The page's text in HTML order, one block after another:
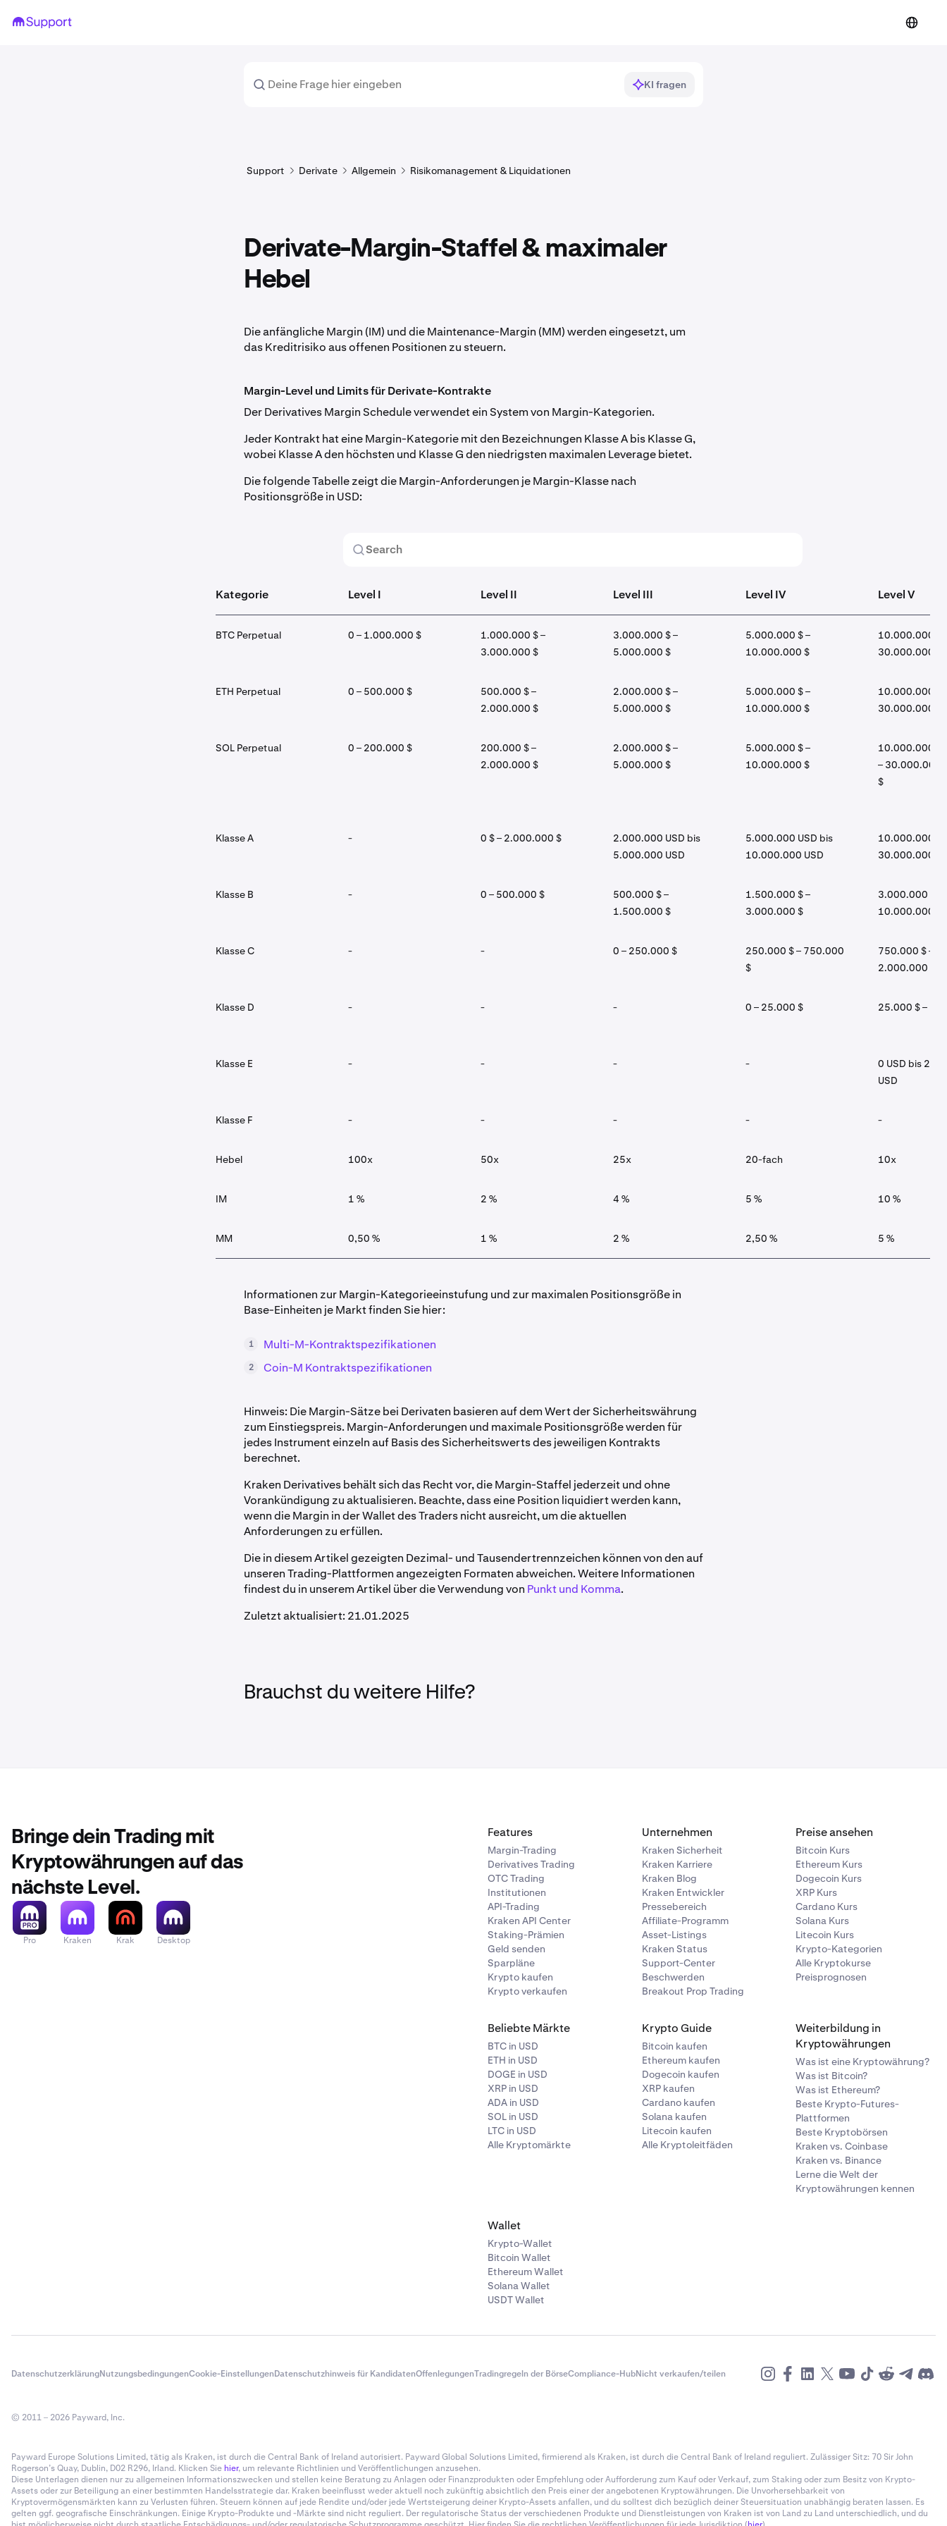
KI fragen
Support Derivate Allgemein Risikomanagement & Liquidationen
Derivate-Margin-Staffel & maximaler
Hebel
Die anfängliche Margin (IM) und die Maintenance-Margin (MM) werden eingesetzt, um
das Kreditrisiko aus offenen Positionen zu steuern.
Margin-Level und Limits für Derivate-Kontrakte
Der Derivatives Margin Schedule verwendet ein System von Margin-Kategorien.
Jeder Kontrakt hat eine Margin-Kategorie mit den Bezeichnungen Klasse A bis Klasse G,
wobei Klasse A den höchsten und Klasse G den niedrigsten maximalen Leverage bietet.
Die folgende Tabelle zeigt die Margin-Anforderungen je Margin-Klasse nach
Positionsgröße in USD:
Kategorie Level I Level II Level III Level IV Level V
BTC Perpetual 0 – 1.000.000 $
1.000.000 $ –
3.000.000 $
3.000.000 $ –
5.000.000 $
5.000.000 $ –
10.000.000 $
10.000.000 $
30.000.000 $
ETH Perpetual 0 – 500.000 $
500.000 $ –
2.000.000 $
2.000.000 $ –
5.000.000 $
5.000.000 $ –
10.000.000 $
10.000.000 $
30.000.000 $
SOL Perpetual 0 – 200.000 $
200.000 $ –
2.000.000 $
2.000.000 $ –
5.000.000 $
5.000.000 $ –
10.000.000 $
10.000.000 $
– 30.000.000
$
Klasse A - 0 $ – 2.000.000 $
2.000.000 USD bis
5.000.000 USD
5.000.000 USD bis
10.000.000 USD
10.000.000
30.000.000
Klasse B - 0 – 500.000 $
500.000 $ –
1.500.000 $
1.500.000 $ –
3.000.000 $
3.000.000 $ –
10.000.000 $
Klasse C - - 0 – 250.000 $
250.000 $ – 750.000
$
750.000 $ –
2.000.000 $
Klasse D - - - 0 – 25.000 $ 25.000 $ –
Klasse E - - - -
0 USD bis
USD
Klasse F - - - - -
Hebel 100x 50x 25x 20-fach 10x
IM 1 % 2 % 4 % 5 % 10 %
MM 0,50 % 1 % 2 % 2,50 % 5 %
Informationen zur Margin-Kategorieeinstufung und zur maximalen Positionsgröße in
Base-Einheiten je Markt finden Sie hier:
1 Multi-M-Kontraktspezifikationen
2 Coin-M Kontraktspezifikationen
Hinweis: Die Margin-Sätze bei Derivaten basieren auf dem Wert der Sicherheitswährung
zum Einstiegspreis. Margin-Anforderungen und maximale Positionsgröße werden für
jedes Instrument einzeln auf Basis des Sicherheitswerts des jeweiligen Kontrakts
berechnet.
Kraken Derivatives behält sich das Recht vor, die Margin-Staffel jederzeit und ohne
Vorankündigung zu aktualisieren. Beachte, dass eine Position liquidiert werden kann,
wenn die Margin in der Wallet des Traders nicht ausreicht, um die aktuellen
Anforderungen zu erfüllen.
Die in diesem Artikel gezeigten Dezimal- und Tausendertrennzeichen können von den auf
unseren Trading-Plattformen angezeigten Formaten abweichen. Weitere Informationen
findest du in unserem Artikel über die Verwendung von Punkt und Komma.
Zuletzt aktualisiert: 21.01.2025
Brauchst du weitere Hilfe?
Bringe dein Trading mit
Kryptowährungen auf das
nächste Level.
Pro Kraken Krak Desktop
Features
Margin-Trading
Derivatives Trading
OTC Trading
Institutionen
API-Trading
Kraken API Center
Staking-Prämien
Geld senden
Sparpläne
Krypto kaufen
Krypto verkaufen
Unternehmen
Kraken Sicherheit
Kraken Karriere
Kraken Blog
Kraken Entwickler
Pressebereich
Affiliate-Programm
Asset-Listings
Kraken Status
Support-Center
Beschwerden
Breakout Prop Trading
Preise ansehen
Bitcoin Kurs
Ethereum Kurs
Dogecoin Kurs
XRP Kurs
Cardano Kurs
Solana Kurs
Litecoin Kurs
Krypto-Kategorien
Alle Kryptokurse
Preisprognosen
Beliebte Märkte
BTC in USD
ETH in USD
DOGE in USD
XRP in USD
ADA in USD
SOL in USD
LTC in USD
Alle Kryptomärkte
Krypto Guide
Bitcoin kaufen
Ethereum kaufen
Dogecoin kaufen
XRP kaufen
Cardano kaufen
Solana kaufen
Litecoin kaufen
Alle Kryptoleitfäden
Weiterbildung in
Kryptowährungen
Was ist eine Kryptowährung?
Was ist Bitcoin?
Was ist Ethereum?
Beste Krypto-Futures-
Plattformen
Beste Kryptobörsen
Kraken vs. Coinbase
Kraken vs. Binance
Lerne die Welt der
Kryptowährungen kennen
Wallet
Krypto-Wallet
Bitcoin Wallet
Ethereum Wallet
Solana Wallet
USDT Wallet
DatenschutzerklärungNutzungsbedingungenCookie-EinstellungenDatenschutzhinweis für KandidatenOffenlegungenTradingregeln der BörseCompliance-HubNicht verkaufen/teilen
© 2011 – 2026 Payward, Inc.
Payward Europe Solutions Limited, tätig als Kraken, ist durch die Central Bank of Ireland autorisiert. Payward Global Solutions Limited, firmierend als Kraken, ist durch die Central Bank of Ireland reguliert. Zulässiger Sitz: 70 Sir John
Rogerson’s Quay, Dublin, D02 R296, Irland. Klicken Sie hier, um relevante Richtlinien und Veröffentlichungen anzusehen.
Diese Unterlagen dienen nur zu allgemeinen Informationszwecken und stellen keine Beratung zu Anlagen oder Finanzprodukten oder Empfehlung oder Aufforderung zum Kauf oder Verkauf, zum Staking oder zum Besitz von Krypto-
Assets oder zur Beteiligung an einer bestimmten Handelsstrategie dar. Kraken beeinflusst weder aktuell noch zukünftig absichtlich den Preis einer der angebotenen Kryptowährungen. Die Unvorhersehbarkeit von
Kryptovermögensmärkten kann zu Verlusten führen. Steuern können auf jede Rendite und/oder jede Wertsteigerung deiner Krypto-Assets anfallen, und du solltest dich bezüglich deiner Steuersituation unabhängig beraten lassen. Es
gelten ggf. geografische Einschränkungen. Einige Krypto-Produkte und -Märkte sind nicht reguliert. Der regulatorische Status der verschiedenen Produkte und Dienstleistungen von Kraken ist von Land zu Land unterschiedlich, und du